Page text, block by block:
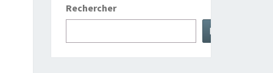
Rechercher
Rechercher